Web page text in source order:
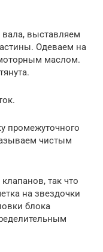
выставляем
Одеваем на
маслом.
промежуточного
чистым
так что
на звездочки
блока